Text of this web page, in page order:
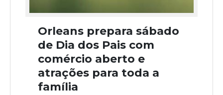
Orleans prepara sábado
de Dia dos Pais com
comércio aberto e
atrações para toda a
família